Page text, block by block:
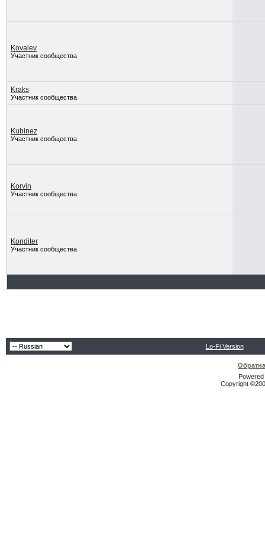
Kovalev
Участник сообщества
Kraks
Участник сообщества
Kubinez
Участник сообщества
Korvin
Участник сообщества
Konditer
Участник сообщества
Lo-Fi Version
Copyright